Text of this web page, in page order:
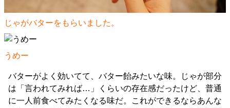
じゃがバターをもらいました。
うめー
バターがよく効いてて、バター飴みたいな味。じゃが部分
は「言われてみれば…」くらいの存在感だったけど、普通
に一人前食べてみたくなる味だ。これができるならあんな